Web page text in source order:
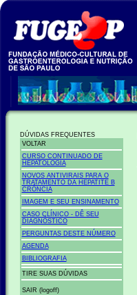
DÚVIDAS FREQUENTES
VOLTAR
CURSO CONTINUADO DE
HEPATOLOGIA
NOVOS ANTIVIRAIS PARA O
TRATAMENTO DA HEPATITE B
CRÔNCIA
IMAGEM E SEU ENSINAMENTO
CASO CLÍNICO - DÊ SEU
DIAGNÓSTICO
PERGUNTAS DESTE NÚMERO
AGENDA
BIBLIOGRAFIA
TIRE SUAS DÚVIDAS
SAIR (logoff)